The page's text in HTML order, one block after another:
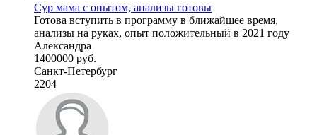
Сур мама с опытом, анализы готовы
Готова вступить в программу в ближайшее время,
анализы на руках, опыт положительный в 2021 году
Александра
1400000 руб.
Санкт-Петербург
2204